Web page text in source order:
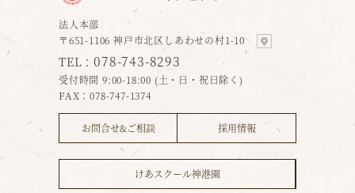
法人本部
〒651-1106 神戸市北区しあわせの村1-10
TEL：078-743-8293
受付時間 9:00-18:00 (土・日・祝日除く)
FAX：078-747-1374
お問合せ&ご相談 採用情報
けあスクール神港園